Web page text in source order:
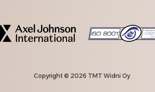
Copyright © 2026 TMT Widni Oy